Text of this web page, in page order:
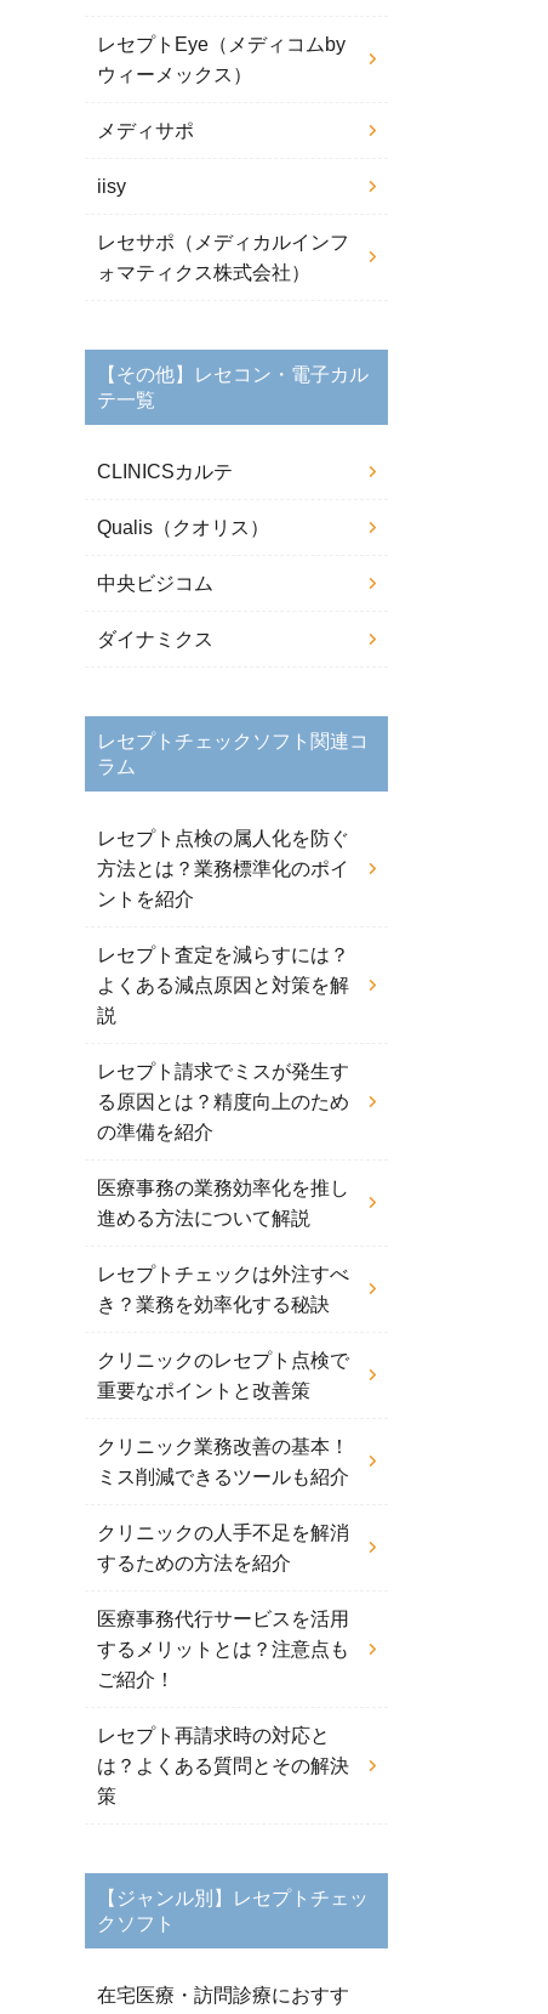
レセプトEye（メディコムby
ウィーメックス）
メディサポ
iisy
レセサポ（メディカルインフ
ォマティクス株式会社）
【その他】レセコン・電子カル
テ一覧
CLINICSカルテ
Qualis（クオリス）
中央ビジコム
ダイナミクス
レセプトチェックソフト関連コ
ラム
レセプト点検の属人化を防ぐ
方法とは？業務標準化のポイ
ントを紹介
レセプト査定を減らすには？
よくある減点原因と対策を解
説
レセプト請求でミスが発生す
る原因とは？精度向上のため
の準備を紹介
医療事務の業務効率化を推し
進める方法について解説
レセプトチェックは外注すべ
き？業務を効率化する秘訣
クリニックのレセプト点検で
重要なポイントと改善策
クリニック業務改善の基本！
ミス削減できるツールも紹介
クリニックの人手不足を解消
するための方法を紹介
医療事務代行サービスを活用
するメリットとは？注意点も
ご紹介！
レセプト再請求時の対応と
は？よくある質問とその解決
策
【ジャンル別】レセプトチェッ
クソフト
在宅医療・訪問診療におすす